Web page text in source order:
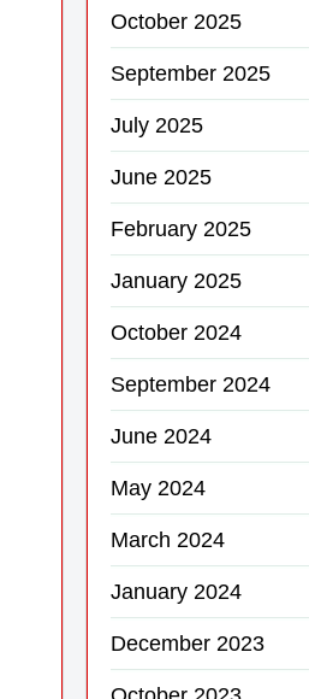
October 2025
September 2025
July 2025
June 2025
February 2025
January 2025
October 2024
September 2024
June 2024
May 2024
March 2024
January 2024
December 2023